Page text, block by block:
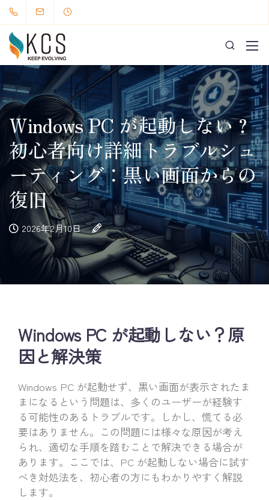
Windows PC が起動しない？
初心者向け詳細トラブルシュ
ーティング：黒い画面からの
復旧
2026年2月10日
Windows PC が起動しない？原
因と解決策
Windows PC が起動せず、黒い画面が表示されたま
まになるという問題は、多くのユーザーが経験す
る可能性のあるトラブルです。しかし、慌てる必
要はありません。この問題には様々な原因が考え
られ、適切な手順を踏むことで解決できる場合が
あります。ここでは、PC が起動しない場合に試す
べき対処法を、初心者の方にもわかりやすく解説
します。